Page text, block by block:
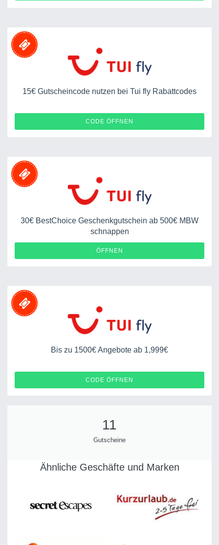
15€ Gutscheincode nutzen bei Tui fly Rabattcodes
CODE ÖFFNEN10008027246400757
30€ BestChoice Geschenkgutschein ab 500€ MBW
schnappen
ÖFFNEN
Bis zu 1500€ Angebote ab 1,999€
CODE ÖFFNEN
11
Gutscheine
Ähnliche Geschäfte und Marken